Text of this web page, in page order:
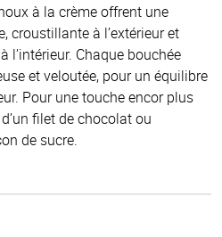
à la crème offrent une
croustillante à l’extérieur et
l’intérieur. Chaque bouchée
et veloutée, pour un équilibre
Pour une touche encor plus
filet de chocolat ou
de sucre.